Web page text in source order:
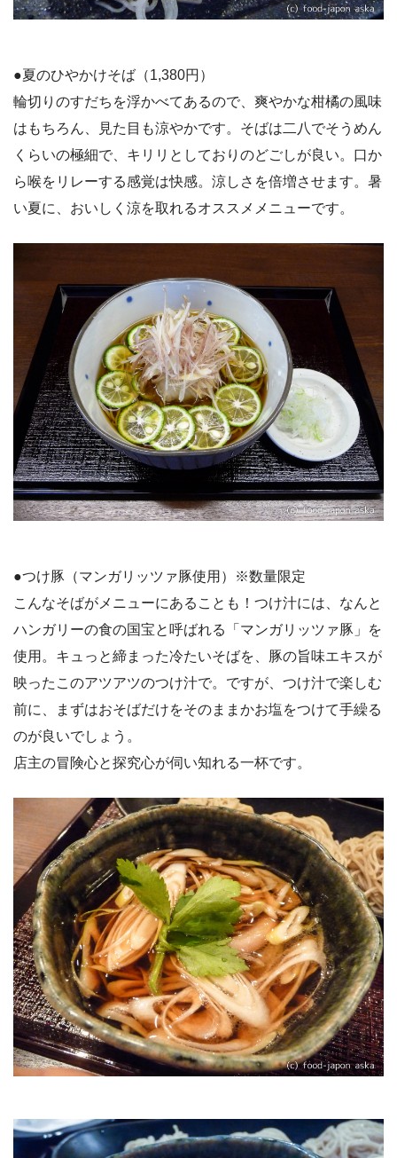
●夏のひやかけそば（1,380円）
輪切りのすだちを浮かべてあるので、爽やかな柑橘の風味
はもちろん、見た目も涼やかです。そばは二八でそうめん
くらいの極細で、キリリとしておりのどごしが良い。口か
ら喉をリレーする感覚は快感。涼しさを倍増させます。暑
い夏に、おいしく涼を取れるオススメメニューです。
●つけ豚（マンガリッツァ豚使用）※数量限定
こんなそばがメニューにあることも！つけ汁には、なんと
ハンガリーの食の国宝と呼ばれる「マンガリッツァ豚」を
使用。キュっと締まった冷たいそばを、豚の旨味エキスが
映ったこのアツアツのつけ汁で。ですが、つけ汁で楽しむ
前に、まずはおそばだけをそのままかお塩をつけて手繰る
のが良いでしょう。
店主の冒険心と探究心が伺い知れる一杯です。